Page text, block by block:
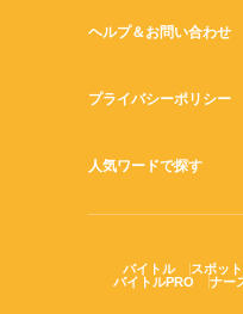
ヘルプ＆お問い合わせ
プライバシーポリシー
人気ワードで探す
バイトル スポッ
バイトルPRO
ナー